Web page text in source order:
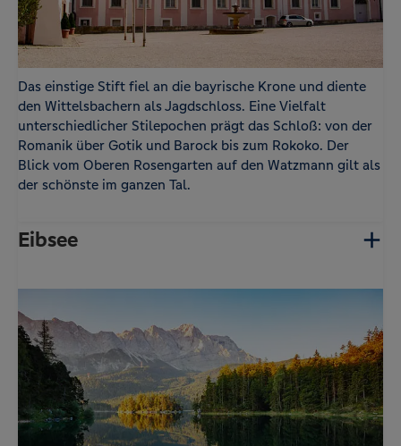
Das einstige Stift fiel an die bayrische Krone und diente
den Wittelsbachern als Jagdschloss. Eine Vielfalt
unterschiedlicher Stilepochen prägt das Schloß: von der
Romanik über Gotik und Barock bis zum Rokoko. Der
Blick vom Oberen Rosengarten auf den Watzmann gilt als
der schönste im ganzen Tal.
Eibsee